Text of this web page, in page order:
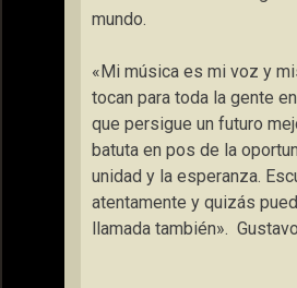
mundo.
«Mi música es mi voz y
tocan para toda la gente
que persigue un futuro
batuta en pos de la
unidad y la esperanza.
atentamente y quizás
llamada también».